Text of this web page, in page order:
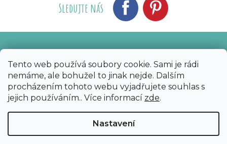
Tento web používá soubory cookie. Sami je rádi
nemáme, ale bohužel to jinak nejde. Dalším
procházením tohoto webu vyjadřujete souhlas s
jejich používáním.. Více informací zde.
Nastavení
Sledujte nás
Copyright 2026 Bijoux Components - Svět
korálků. Všechna práva vyhrazena.